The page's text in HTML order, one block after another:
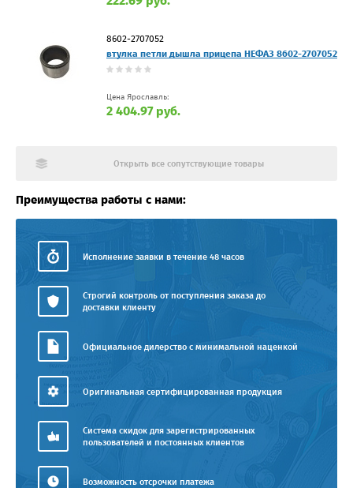
8602-2707052
втулка петли дышла прицепа НЕФАЗ 8602-2707052
Цена Ярославль:
2 404.97 руб.
Открыть все сопутствующие товары
Преимущества работы с нами:
Исполнение заявки в течение 48 часов
Строгий контроль от поступления заказа до
доставки клиенту
Официальное дилерство с минимальной наценкой
Оригинальная сертифицированная продукция
Система скидок для зарегистрированных
пользователей и постоянных клиентов
Возможность отсрочки платежа